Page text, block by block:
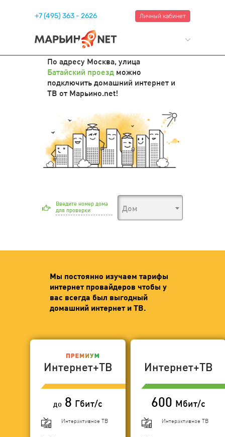
+7 (495) 363 - 2626 Личный кабинет
По адресу Москва, улица
Батайский проезд можно
подключить домашний интернет и
ТВ от Марьино.net!
Введите номер дома
для проверки
Дом
Мы постоянно изучаем тарифы
интернет провайдеров чтобы у
вас всегда был выгодный
домашний интернет и ТВ.
Интернет+ТВ
до 8 Гбит/с
Интерактивное ТВ
Интернет+ТВ
600 Мбит/с
Интерактивное ТВ